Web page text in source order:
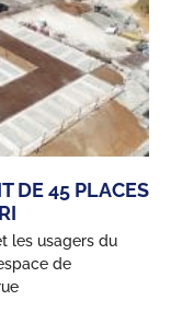
DE 45 PLACES
les usagers du
de